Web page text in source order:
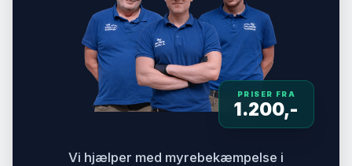
PRISER FRA
1.200,-
Vi hjælper med myrebekæmpelse i